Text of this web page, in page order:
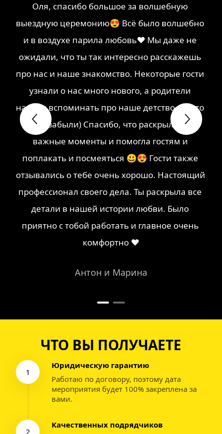
Оля, спасибо большое за волшебную
выездную церемонию😍 Всё было волшебно
и в воздухе парила любовь❤ Мы даже не
ожидали, что ты так интересно расскажешь
про нас и наше знакомство. Некоторые гости
узнали о нас много нового, а родители
начали вспоминать про наше детство то, что
мы и забыли) Спасибо, что раскрыла все
важные моменты и помогла гостям и
поплакать и посмеяться 😃😍 Гости также
отзывались о тебе очень хорошо. Настоящий
профессионал своего дела. Ты раскрыла все
детали в нашей истории любви. Было
приятно с тобой работать и главное очень
комфортно ❤
Антон и Марина
ЧТО ВЫ ПОЛУЧАЕТЕ
1
Юридическую гарантию
Работаю по договору, поэтому дата
мероприятия будет 100% закреплена за
вами.
2
Качественных подрядчиков